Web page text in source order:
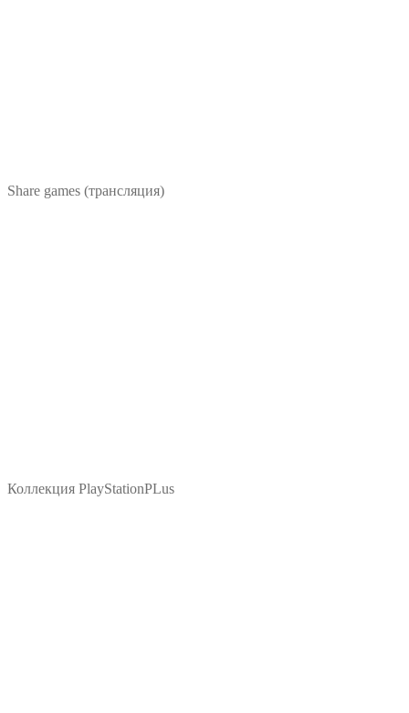
Share games (трансляция)
Коллекция PlayStationPLus